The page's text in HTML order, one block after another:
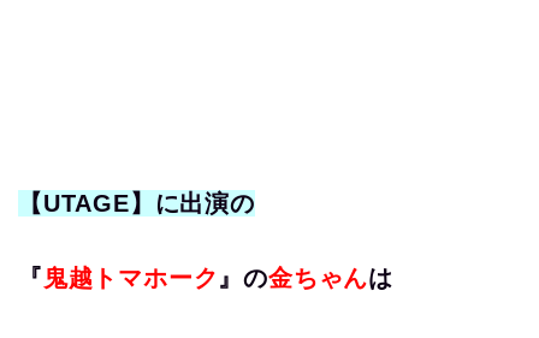
【UTAGE】に出演の
『 鬼越トマホーク』の金ちゃんは